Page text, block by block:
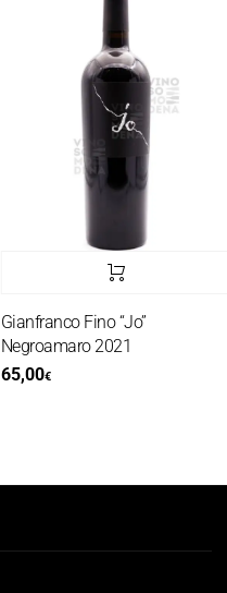
Gianfranco Fino “Jo”
Negroamaro 2021
65,00€